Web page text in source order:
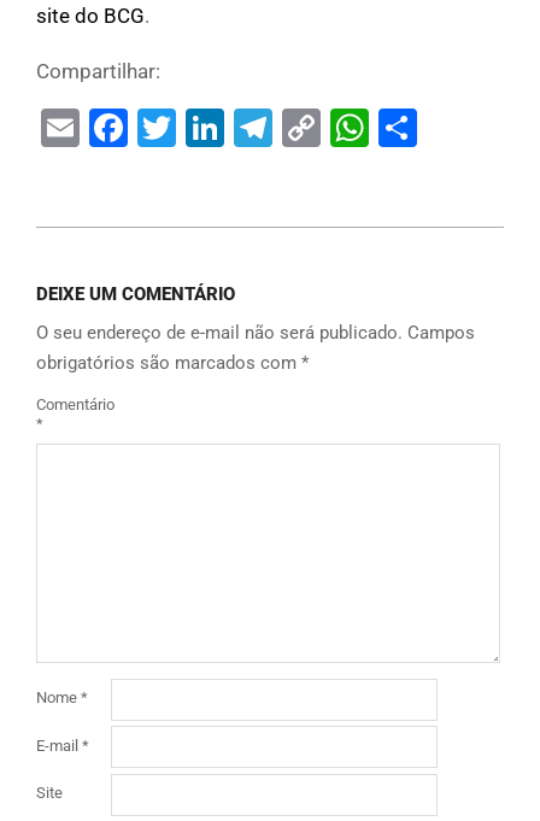
site do BCG.
Compartilhar:
EmailFacebook
Twitter
LinkedIn
Telegram
Copy
DEIXE UM COMENTÁRIO
O seu endereço de e-mail não será publicado. Campos
obrigatórios são marcados com *
Comentário
*
Nome *
E-mail *
Site